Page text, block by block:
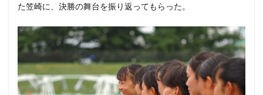
た笠崎に、決勝の舞台を振り返ってもらった。